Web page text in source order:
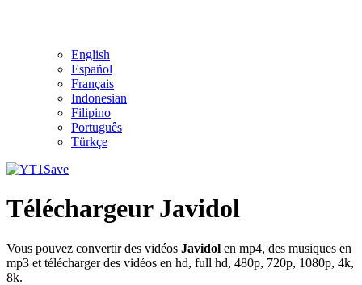
English
Español
Français
Indonesian
Filipino
Português
Türkçe
Téléchargeur Javidol
Vous pouvez convertir des vidéos Javidol en mp4, des musiques en
mp3 et télécharger des vidéos en hd, full hd, 480p, 720p, 1080p, 4k,
8k.